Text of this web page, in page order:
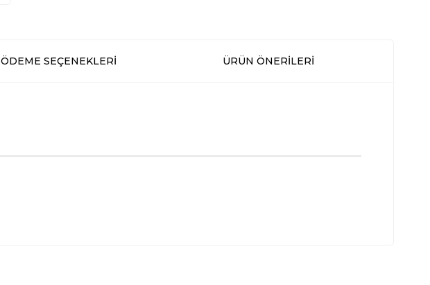
ÖDEME SEÇENEKLERI ÜRÜN ÖNERILERI